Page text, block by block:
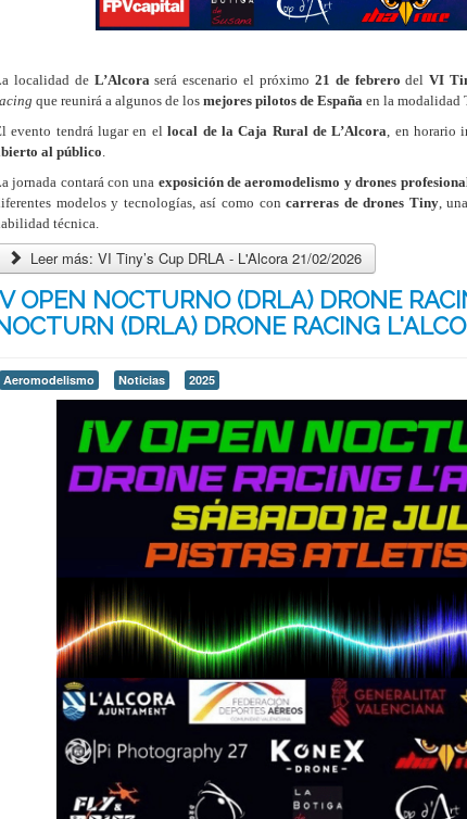
localidad de L’Alcora será escenario el próximo 21 de febrero delVI
que reunirá a algunos de los mejores pilotos de España en la modalidad
evento tendrá lugar en ellocal de la Caja Rural de L’Alcora , en horario
al público
jornada contará con una exposición de aeromodelismo y drones
modelos y tecnologías, así como concarreras de drones Tiny,
técnica.
Leer más: VI Tiny’s Cup DRLA - L'Alcora 21/02/2026
OPEN NOCTURNO (DRLA) DRONE
(DRLA) DRONE RACING
Aeromodelismo Noticias 2025